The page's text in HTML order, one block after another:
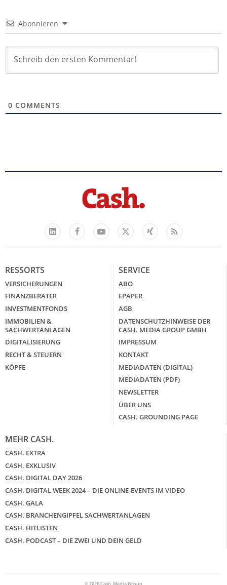
Abonnieren
0 COMMENTS
LinkedIn
FacebookYouTube
X
Xing Feed
RESSORTS
VERSICHERUNGEN
FINANZBERATER
INVESTMENTFONDS
IMMOBILIEN &
SACHWERTANLAGEN
DIGITALISIERUNG
RECHT & STEUERN
KÖPFE
SERVICE
ABO
EPAPER
AGB
DATENSCHUTZHINWEISE DER
CASH. MEDIA GROUP GMBH
IMPRESSUM
KONTAKT
MEDIADATEN (DIGITAL)
MEDIADATEN (PDF)
NEWSLETTER
ÜBER UNS
CASH. GROUNDING PAGE
MEHR CASH.
CASH. EXTRA
CASH. EXKLUSIV
CASH. DIGITAL DAY 2026
CASH. DIGITAL WEEK 2024 – DIE ONLINE-EVENTS IM VIDEO
CASH. GALA
CASH. BRANCHENGIPFEL SACHWERTANLAGEN
CASH. HITLISTEN
CASH. PODCAST – DIE ZWEI UND DEIN GELD